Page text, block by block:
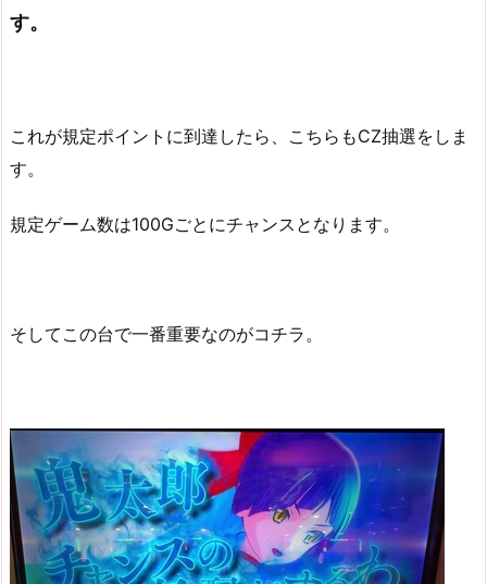
す。
これが規定ポイントに到達したら、こちらもCZ抽選をしま
す。
規定ゲーム数は100Gごとにチャンスとなります。
そしてこの台で一番重要なのがコチラ。